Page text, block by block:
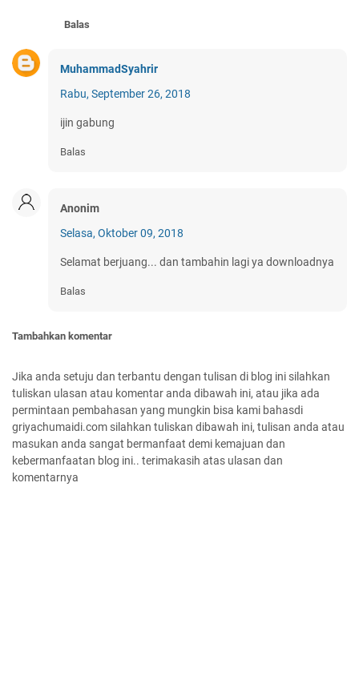
Balas
MuhammadSyahrir
Rabu, September 26, 2018
ijin gabung
Balas
Anonim
Selasa, Oktober 09, 2018
Selamat berjuang... dan tambahin lagi ya downloadnya
Balas
Tambahkan komentar
Jika anda setuju dan terbantu dengan tulisan di blog ini silahkan
tuliskan ulasan atau komentar anda dibawah ini, atau jika ada
permintaan pembahasan yang mungkin bisa kami bahasdi
griyachumaidi.com silahkan tuliskan dibawah ini, tulisan anda atau
masukan anda sangat bermanfaat demi kemajuan dan
kebermanfaatan blog ini.. terimakasih atas ulasan dan
komentarnya